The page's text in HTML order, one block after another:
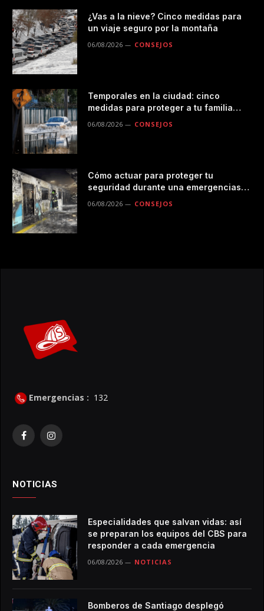
¿Vas a la nieve? Cinco medidas para
un viaje seguro por la montaña
06/08/2026 CONSEJOS
Temporales en la ciudad: cinco
medidas para proteger a tu familia
06/08/2026 CONSEJOS
Cómo actuar para proteger tu
seguridad durante una emergencias
06/08/2026 CONSEJOS
Emergencias : 132
FacebookInstagram
NOTICIAS
Especialidades que salvan vidas: así
se preparan los equipos del CBS para
responder a cada emergencia
06/08/2026 NOTICIAS
Bomberos de Santiago desplegó